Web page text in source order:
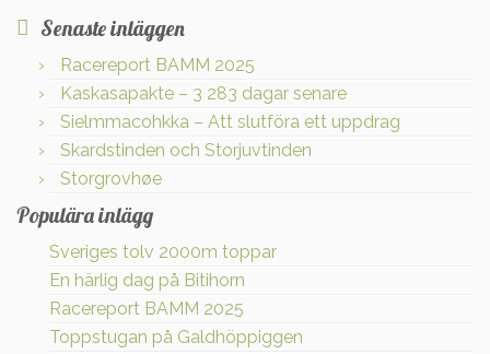
Senaste inläggen
Racereport BAMM 2025
Kaskasapakte – 3 283 dagar senare
Sielmmacohkka – Att slutföra ett uppdrag
Skardstinden och Storjuvtinden
Storgrovhøe
Populära inlägg
Sveriges tolv 2000m toppar
En härlig dag på Bitihorn
Racereport BAMM 2025
Toppstugan på Galdhöppiggen